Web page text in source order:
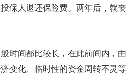
保人退还保险费。两年后，就丧
间都比较长，在此前间内，由
变化、临时性的资金周转不灵等